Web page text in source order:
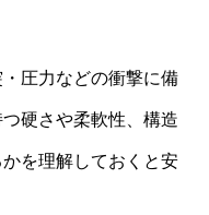
圧力などの衝撃に備
硬さや柔軟性、構造
を理解しておくと安